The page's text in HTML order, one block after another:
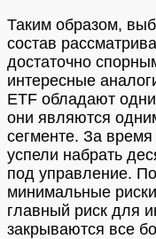
Таким образом,
состав
достаточно
интересные
ETF обладают
они являются
сегменте. За
успели набрать
под управление.
минимальные
главный риск для
закрываются все